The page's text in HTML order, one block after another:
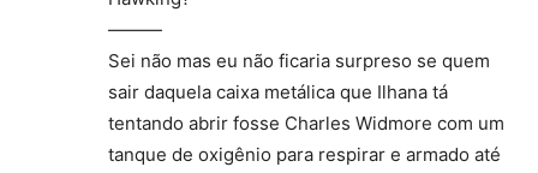
———
Sei não mas eu não ficaria surpreso se quem
sair daquela caixa metálica que Ilhana tá
tentando abrir fosse Charles Widmore com um
tanque de oxigênio para respirar e armado até